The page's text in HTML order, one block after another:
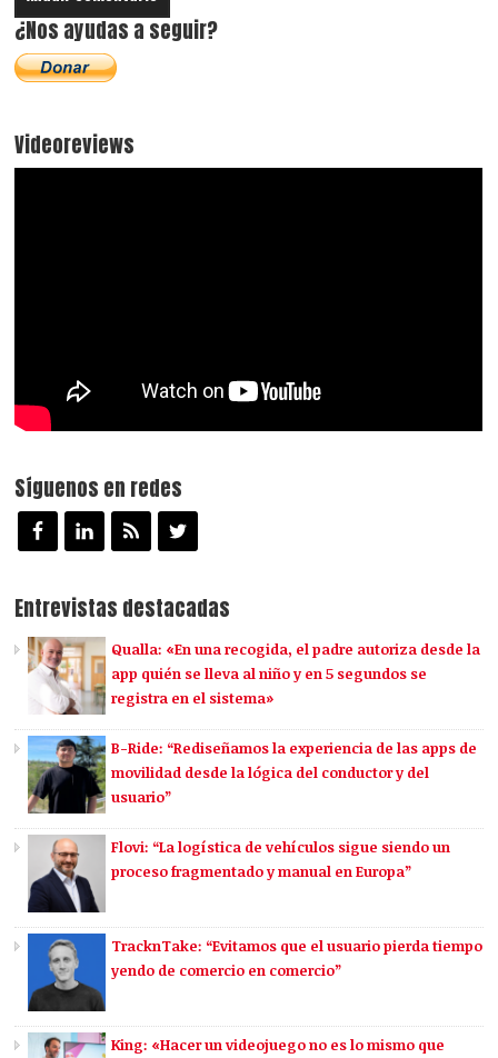
¿Nos ayudas a seguir?
Videoreviews
Síguenos en redes
Entrevistas destacadas
Qualla: «En una recogida, el padre autoriza desde la
app quién se lleva al niño y en 5 segundos se
registra en el sistema»
B-Ride: “Rediseñamos la experiencia de las apps de
movilidad desde la lógica del conductor y del
usuario”
Flovi: “La logística de vehículos sigue siendo un
proceso fragmentado y manual en Europa”
TracknTake: “Evitamos que el usuario pierda tiempo
yendo de comercio en comercio”
King: «Hacer un videojuego no es lo mismo que